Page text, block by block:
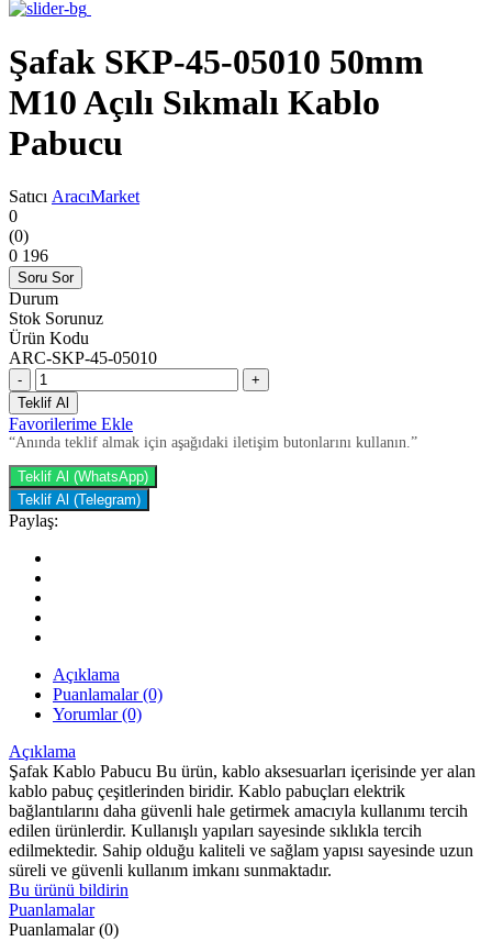
Şafak SKP-45-05010 50mm
M10 Açılı Sıkmalı Kablo
Pabucu
Satıcı AracıMarket
0
(0)
0 196
Soru Sor
Durum
Stok Sorunuz
Ürün Kodu
ARC-SKP-45-05010
-
+
Teklif Al
Favorilerime Ekle
“Anında teklif almak için aşağıdaki iletişim butonlarını kullanın.”
Teklif Al (WhatsApp)
Teklif Al (Telegram)
Paylaş:
Açıklama
Puanlamalar (0)
Yorumlar (0)
Açıklama
Şafak Kablo Pabucu Bu ürün, kablo aksesuarları içerisinde yer alan
kablo pabuç çeşitlerinden biridir. Kablo pabuçları elektrik
bağlantılarını daha güvenli hale getirmek amacıyla kullanımı tercih
edilen ürünlerdir. Kullanışlı yapıları sayesinde sıklıkla tercih
edilmektedir. Sahip olduğu kaliteli ve sağlam yapısı sayesinde uzun
süreli ve güvenli kullanım imkanı sunmaktadır.
Bu ürünü bildirin
Puanlamalar
Puanlamalar (0)